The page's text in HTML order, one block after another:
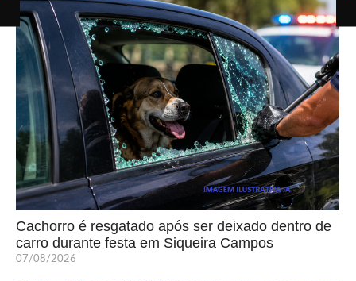
Cachorro é resgatado após ser deixado dentro de
carro durante festa em Siqueira Campos
07/08/2026